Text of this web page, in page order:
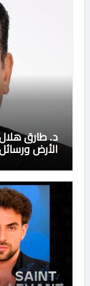
د. طارق هلال
الأرض